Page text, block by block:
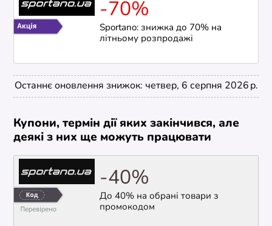
-70%
Sportano: знижка до 70% на
літньому розпродажі
Останнє оновлення знижок: четвер, 6 серпня 2026 р.
Купони, термін дії яких закінчився, але
деякі з них ще можуть працювати
-40%
До 40% на обрані товари з
промокодом